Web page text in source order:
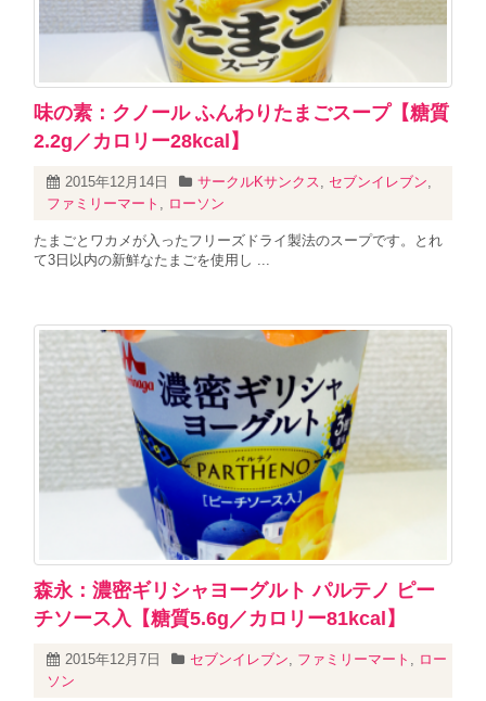
味の素：クノール ふんわりたまごスープ【糖質
2.2g／カロリー28kcal】
2015年12月14日 サークルKサンクス, セブンイレブン,
ファミリーマート , ローソン
たまごとワカメが入ったフリーズドライ製法のスープです。とれ
て3日以内の新鮮なたまごを使用し ...
森永：濃密ギリシャヨーグルト パルテノ ピー
チソース入【糖質5.6g／カロリー81kcal】
2015年12月7日 セブンイレブン ファミリーマート
ロー
ソン